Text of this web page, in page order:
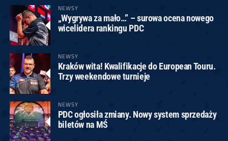
NEWSY
„Wygrywa za mało…” – surowa ocena nowego
wicelidera rankingu PDC
NEWSY
Kraków wita! Kwalifikacje do European Touru.
Trzy weekendowe turnieje
NEWSY
PDC ogłosiła zmiany. Nowy system sprzedaży
biletów na MŚ